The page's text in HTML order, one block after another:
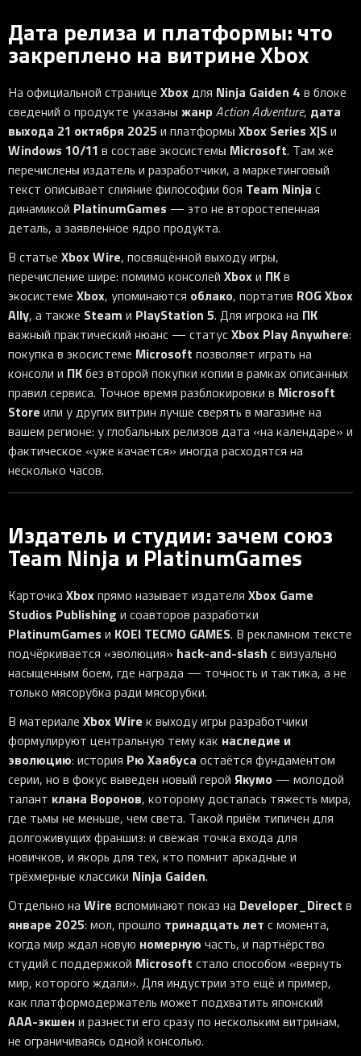
Дата релиза и платформы: что
закреплено на витрине Xbox
На официальной странице Xboxдля Ninja Gaiden 4 в блоке
сведений о продукте указаны жанрAction Adventure, дата
выхода 21 октября 2025 и платформы Xbox Series X|Sи
Windows 10/11 в составе экосистемы Microsoft. Там же
перечислены издатель и разработчики, а маркетинговый
текст описывает слияние философии боя Team Ninja с
динамикой PlatinumGames — это не второстепенная
деталь, а заявленное ядро продукта.
В статье Xbox Wire, посвящённой выходу игры,
перечисление шире: помимо консолей Xboxи ПКв
экосистеме Xbox, упоминаются облако, портатив ROG Xbox
Ally, а также Steam и PlayStation 5. Для игрока на ПК
важный практический нюанс — статусXbox Play Anywhere:
покупка в экосистеме Microsoft позволяет играть на
консоли и ПКбез второй покупки копии в рамках описанных
правил сервиса. Точное время разблокировки в Microsoft
Store или у других витрин лучше сверять в магазине на
вашем регионе: у глобальных релизов дата «на календаре» и
фактическое «уже качается» иногда расходятся на
несколько часов.
Издатель и студии: зачем союз
Team Ninja и PlatinumGames
Карточка Xboxпрямо называет издателя Xbox Game
Studios Publishing и соавторов разработки
PlatinumGames и KOEI TECMO GAMES. В рекламном тексте
подчёркивается «эволюция» hack-and-slash с визуально
насыщенным боем, где награда — точность и тактика, а не
только мясорубка ради мясорубки.
В материале Xbox Wire к выходу игры разработчики
формулируют центральную тему как наследие и
эволюцию: история Рю Хаябуса остаётся фундаментом
серии, но в фокус выведен новый герой Якумо — молодой
талант клана Воронов, которому досталась тяжесть мира,
где тьмы не меньше, чем света. Такой приём типичен для
долгоживущих франшиз: и свежая точка входа для
новичков, и якорь для тех, кто помнит аркадные и
трёхмерные классики Ninja Gaiden.
Отдельно на Wire вспоминают показ на Developer_Direct в
январе 2025: мол, прошло тринадцать лет с момента,
когда мир ждал новую номерную часть, и партнёрство
студий с поддержкой Microsoft стало способом «вернуть
мир, которого ждали». Для индустрии это ещё и пример,
как платформодержатель может подхватить японский
AAA-экшени разнести его сразу по нескольким витринам,
не ограничиваясь одной консолью.